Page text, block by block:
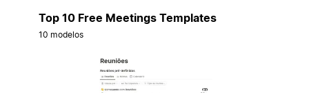
Top 10 Free Meetings Templates
10 modelos